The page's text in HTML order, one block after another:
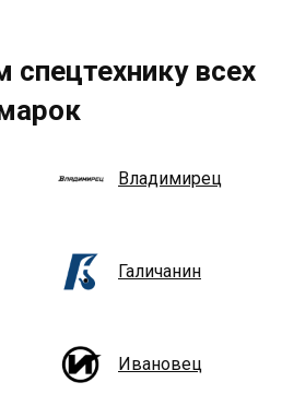
всех
Владимирец
Галичанин
Ивановец